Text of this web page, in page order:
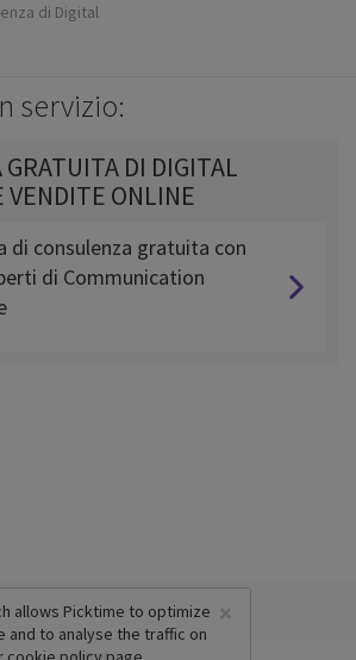
di Digital
servizio:
DI DIGITAL
VENDITE ONLINE
di consulenza gratuita con
di Communication
×
allows Picktime to optimize
and to analyse the traffic on